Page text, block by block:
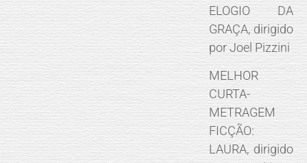
ELOGIO DA
GRAÇA, dirigido
por Joel Pizzini
MELHOR
CURTA-
METRAGEM
FICÇÃO:
LAURA, dirigido